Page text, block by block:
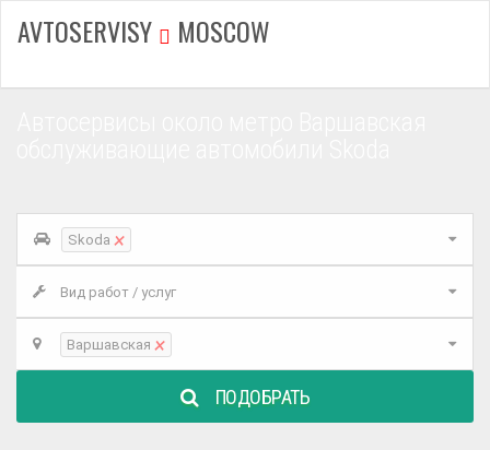
AVTOSERVISY MOSCOW
Skoda ×
Вид работ / услуг
Варшавская ×
ПОДОБРАТЬ